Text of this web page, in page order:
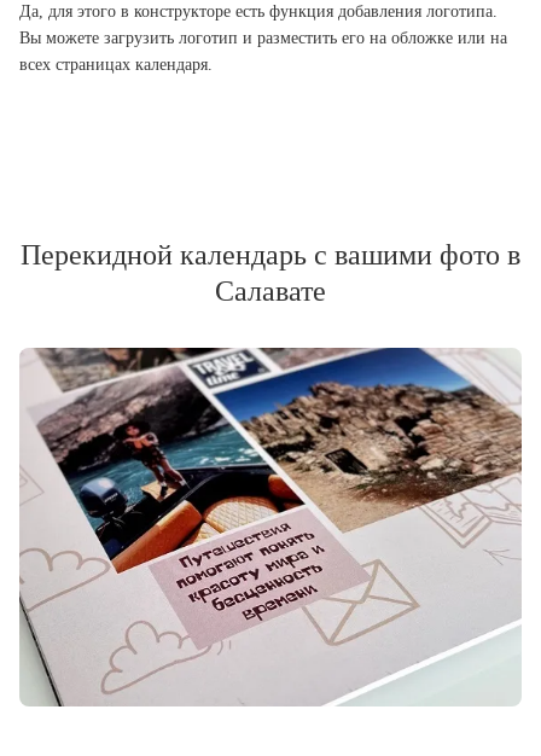
Да, для этого в конструкторе есть функция добавления логотипа.
Вы можете загрузить логотип и разместить его на обложке или на
всех страницах календаря.
Перекидной календарь с вашими фото в
Салавате